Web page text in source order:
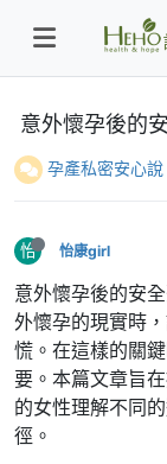
意外懷孕後的
孕產私密安心說
怡 怡康girl
意外懷孕後的安
外懷孕的現實時
慌。在這樣的關
要。本篇文章旨
的女性理解不同
徑。